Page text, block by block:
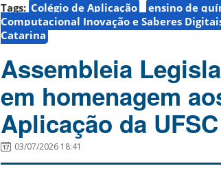
Tags: Colégio de Aplicação ensino de
Computacional Inovação e Saberes
Catarina
Assembleia
em homenagem
Aplicação da UFSC
03/07/2026 18:41